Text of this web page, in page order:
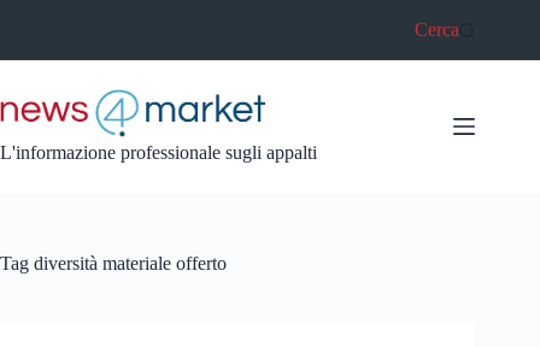
Cerca
L'informazione professionale sugli appalti
Tag diversità materiale offerto